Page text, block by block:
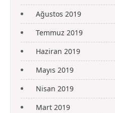
Ağustos 2019
Temmuz 2019
Haziran 2019
Mayıs 2019
Nisan 2019
Mart 2019